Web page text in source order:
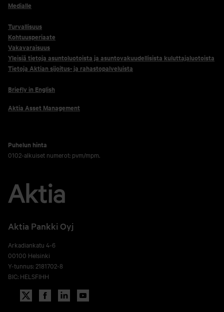
Medialle
Turvallisuus
Kohtuusperiaate
Vakavaraisuus
Yleisiä tietoja asuntoluotoista ja asuntovakuudellisista kuluttajaluotoista
Tietoja Aktian sijoitus- ja rahastopalveluista
Briefly in English
Aktia Asset Management
Puhelun hinta
0102-alkuiset numerot: pvm/mpm.
Aktia Pankki Oyj
Arkadiankatu 4-6
00100 Helsinki
Y-tunnus: 2181702-8
BIC: HELSFIHH